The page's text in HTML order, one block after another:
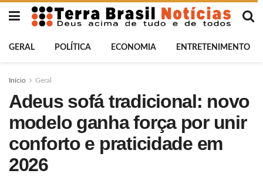
GERAL POLÍTICA ECONOMIA ENTRETENIMENTO
Início Geral
Adeus sofá tradicional: novo
modelo ganha força por unir
conforto e praticidade em
2026